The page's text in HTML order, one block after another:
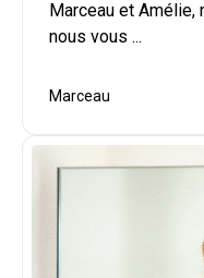
Marceau et
nous vous ...
Marceau